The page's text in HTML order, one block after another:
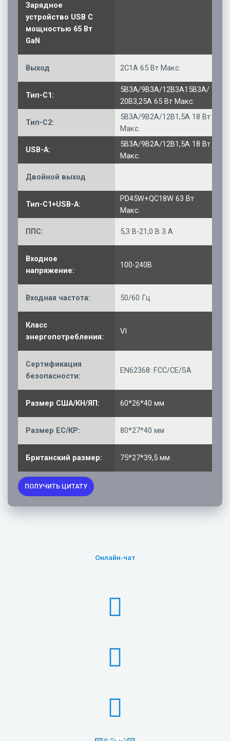
Зарядное
устройство USB C
мощностью 65 Вт
GaN
Выход 2C1A 65 Вт Макс.
Тип-C1:
5В3А/9В3А/12В3А15В3А/
20В3,25А 65 Вт Макс.
Тип-C2:
5В3А/9В2А/12В1,5А 18 Вт
Макс.
USB-А:
5В3А/9В2А/12В1,5А 18 Вт
Макс.
Двойной выход
Тип-C1+USB-A:
PD45W+QC18W 63 Вт
Макс.
ППС: 5,3 В-21,0 В 3 А
Входное
напряжение:
100-240В
Входная частота: 50/60 Гц
Класс
энергопотребления:
VI
Сертификация
безопасности:
EN62368: FCC/CE/SA
Размер США/КН/ЯП: 60*26*40 мм
Размер ЕС/КР: 80*27*40 мм
Британский размер: 75*27*39,5 мм
ПОЛУЧИТЬ ЦИТАТУ
Онлайн-чат